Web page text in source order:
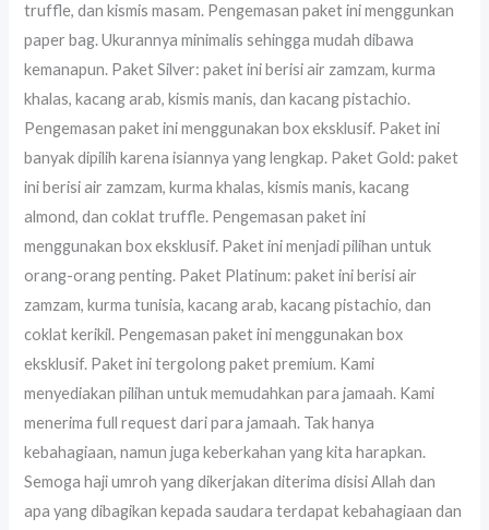
truffle, dan kismis masam. Pengemasan paket ini menggunkan
paper bag. Ukurannya minimalis sehingga mudah dibawa
kemanapun. Paket Silver: paket ini berisi air zamzam, kurma
khalas, kacang arab, kismis manis, dan kacang pistachio.
Pengemasan paket ini menggunakan box eksklusif. Paket ini
banyak dipilih karena isiannya yang lengkap. Paket Gold: paket
ini berisi air zamzam, kurma khalas, kismis manis, kacang
almond, dan coklat truffle. Pengemasan paket ini
menggunakan box eksklusif. Paket ini menjadi pilihan untuk
orang-orang penting. Paket Platinum: paket ini berisi air
zamzam, kurma tunisia, kacang arab, kacang pistachio, dan
coklat kerikil. Pengemasan paket ini menggunakan box
eksklusif. Paket ini tergolong paket premium. Kami
menyediakan pilihan untuk memudahkan para jamaah. Kami
menerima full request dari para jamaah. Tak hanya
kebahagiaan, namun juga keberkahan yang kita harapkan.
Semoga haji umroh yang dikerjakan diterima disisi Allah dan
apa yang dibagikan kepada saudara terdapat kebahagiaan dan